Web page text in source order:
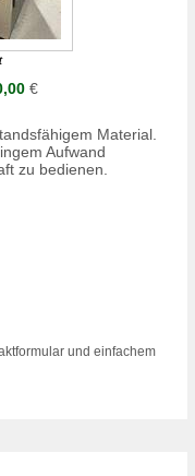
€
Material.
Aufwand
zu bedienen.
und einfachem